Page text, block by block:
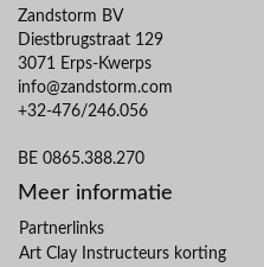
Zandstorm BV
Diestbrugstraat 129
3071 Erps-Kwerps
info@zandstorm.com
+32-476/246.056
BE 0865.388.270
Meer informatie
Partnerlinks
Art Clay Instructeurs korting